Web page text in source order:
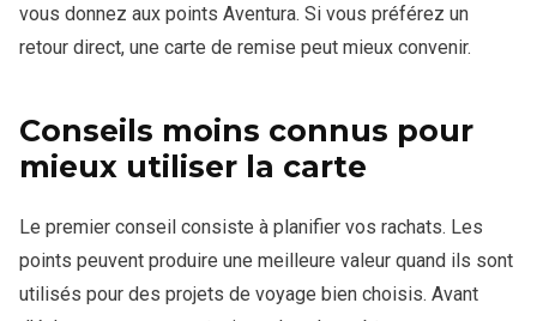
vous donnez aux points Aventura. Si vous préférez un
retour direct, une carte de remise peut mieux convenir.
Conseils moins connus pour
mieux utiliser la carte
Le premier conseil consiste à planifier vos rachats. Les
points peuvent produire une meilleure valeur quand ils sont
utilisés pour des projets de voyage bien choisis. Avant